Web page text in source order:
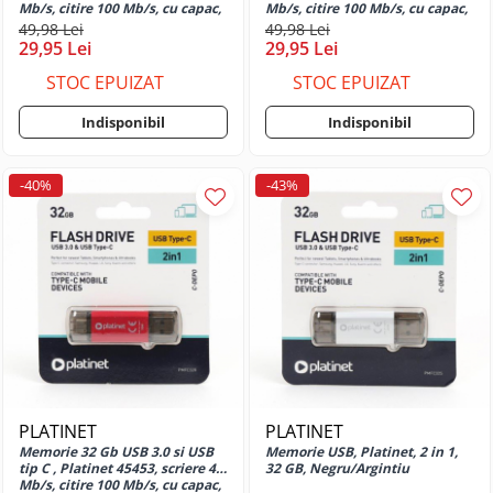
Coperti din plastic pentru
indosariat
Inele metalice pentru indosariat
Inele plastic îndosariere
Datiere
Tus si cerneala pentru stampile
Tusiere
Tehnica de birou
Aparate de indosariat
Calculatoare numerice
Capsatoare
Decapsatoare
Ghilotine pentru hârtie
Laminatoare hartie
Lupe si instrumente optice
iPhone
Huse si protectii pentru iPhone 11
Huse si protectii pentru iPhone 11
Pro Max
Huse si protectii pentru iPhone 12
Huse si protectii pentru iPhone 12
Huse si protectii pentru iPhone 12
Huse si protectii pentru iPhone 12
Pro Max
Huse si protectii pentru iPhone 13
Huse si protectii pentru iPhone 13
Huse si protectii pentru iPhone 13
Pro
Huse si protectii pentru iPhone 13
Mb/s, citire 100 Mb/s, cu capac,
neagra
49,98 Lei
29,95 Lei
STOC EPUIZAT
Indisponibil
Mb/s, citire 100 Mb/s, cu capac,
albastra
49,98 Lei
29,95 Lei
STOC EPUIZAT
Indisponibil
-40%
PLATINET
Memorie 32 Gb USB 3.0 si USB
tip C , Platinet 45453, scriere 40
Mb/s, citire 100 Mb/s, cu capac,
-43%
PLATINET
Memorie USB, Platinet, 2 in 1,
32 GB, Negru/Argintiu